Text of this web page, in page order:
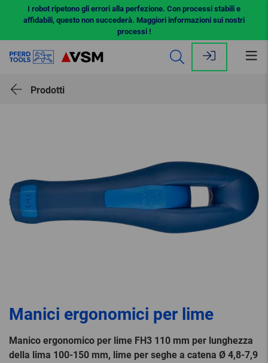
I robot ripetono gli errori alla perfezione. Con processi stabili e
affidabili, questo non succederà. Maggiori informazioni sui nostri
processi !
Prodotti
Manici ergonomici per lime
Manico ergonomico per lime FH3 110 mm per lunghezza
della lima 100-150 mm, lime per seghe a catena Ø 4,8-7,9